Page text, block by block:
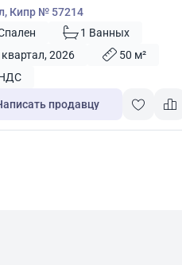
Кипр № 57214
1 Ванных
квартал, 2026
50 м²
продавцу